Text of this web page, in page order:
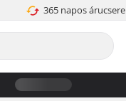
365 napos árucsere